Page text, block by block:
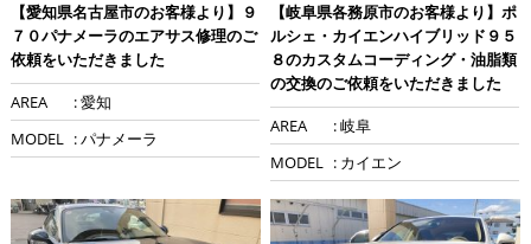
【愛知県名古屋市のお客様より】９
７０パナメーラのエアサス修理のご
依頼をいただきました
AREA
: 愛知
MODEL : パナメーラ
【岐阜県各務原市のお客様より】ポ
ルシェ・カイエンハイブリッド９５
８のカスタムコーディング・油脂類
の交換のご依頼をいただきました
AREA
: 岐阜
MODEL : カイエン